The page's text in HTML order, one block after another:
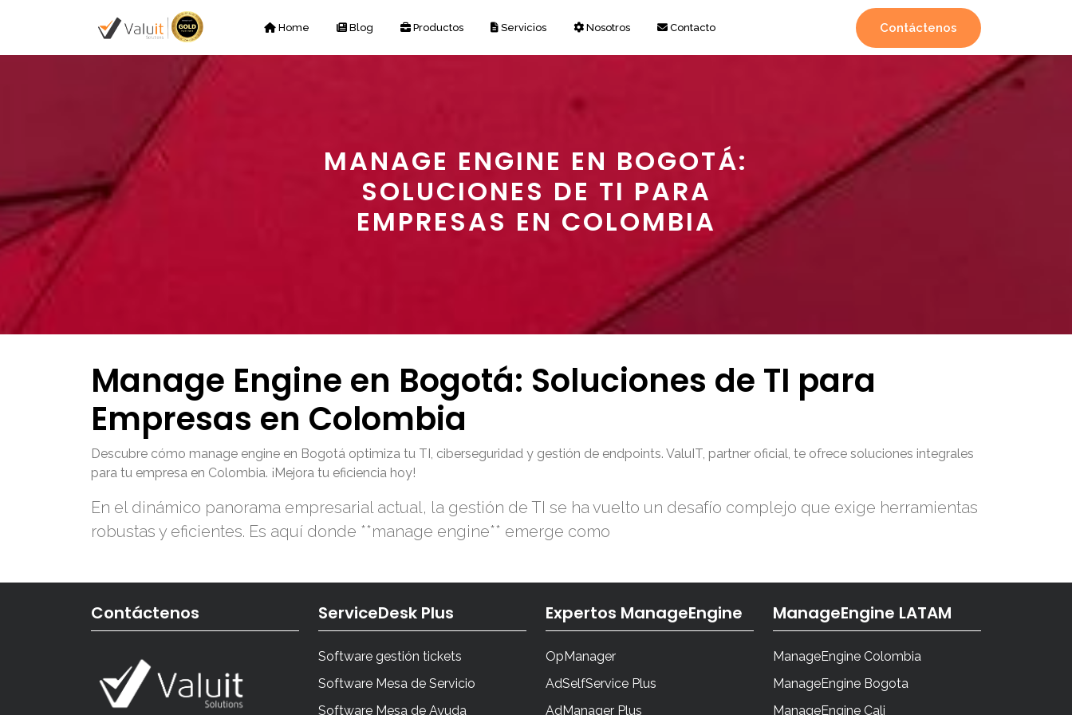
Home Blog Productos Servicios Nosotros Contacto Contáctenos
MANAGE ENGINE EN BOGOTÁ:
SOLUCIONES DE TI PARA
EMPRESAS EN COLOMBIA
Manage Engine en Bogotá: Soluciones de TI para
Empresas en Colombia
Descubre cómo manage engine en Bogotá optimiza tu TI, ciberseguridad y gestión de endpoints. ValuIT, partner oficial, te ofrece soluciones integrales
para tu empresa en Colombia. ¡Mejora tu eficiencia hoy!
En el dinámico panorama empresarial actual, la gestión de TI se ha vuelto un desafío complejo que exige herramientas
robustas y eficientes. Es aquí donde **manage engine** emerge como
Contáctenos ServiceDesk Plus
Software gestión tickets
Software Mesa de Servicio
Software Mesa de Ayuda
Expertos ManageEngine
OpManager
AdSelfService Plus
AdManager Plus
ManageEngine LATAM
ManageEngine Colombia
ManageEngine Bogota
ManageEngine Cali